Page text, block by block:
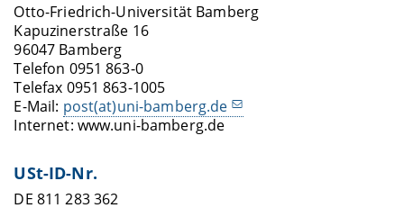
Otto-Friedrich-Universität Bamberg
Kapuzinerstraße 16
96047 Bamberg
Telefon 0951 863-0
Telefax 0951 863-1005
E-Mail: post(at)uni-bamberg.de
Internet: www.uni-bamberg.de
USt-ID-Nr.
DE 811 283 362